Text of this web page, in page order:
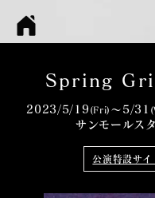
Spring
2023/5/19 (Fri) 〜 5/31 (
サンモールス
公演特設サイ